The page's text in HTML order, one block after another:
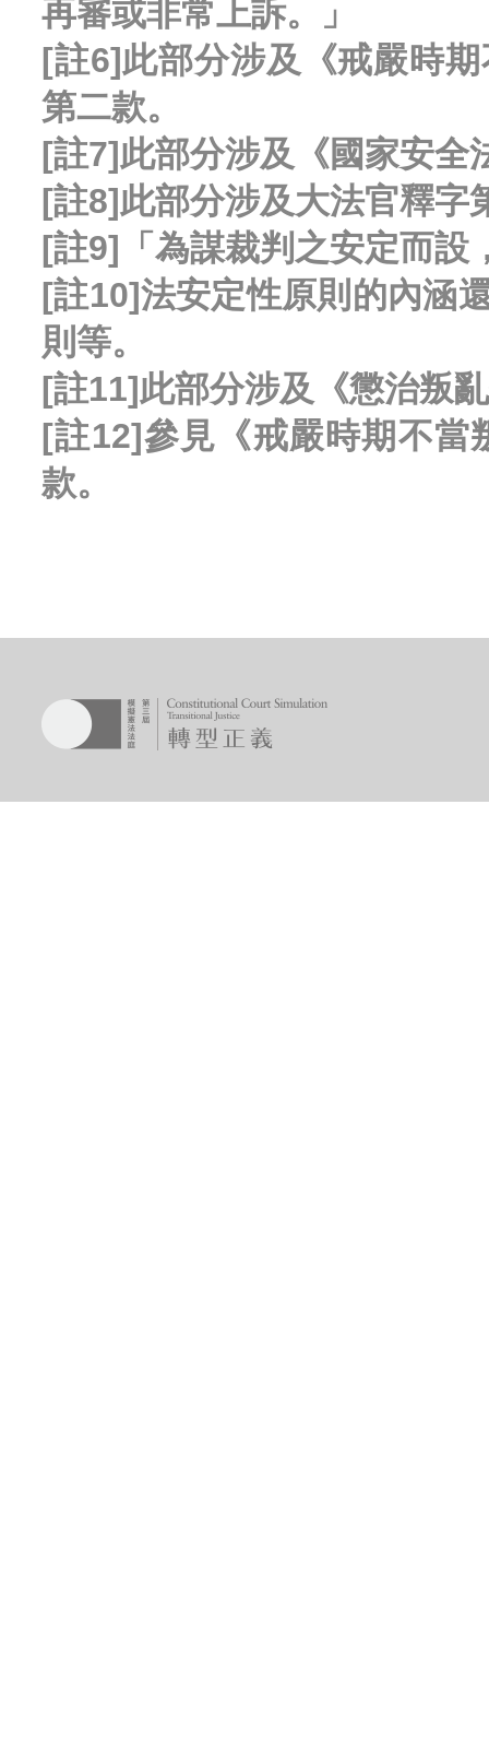
再審或非常上訴。」
[註6]此部分涉及《戒嚴時
第二款。
[註7]此部分涉及《國家安全
[註8]此部分涉及大法官釋字
[註9]「為謀裁判之安定而設
[註10]法安定性原則的內涵
則等。
[註11]此部分涉及《懲治叛
[註12]參見《戒嚴時期不當
款。